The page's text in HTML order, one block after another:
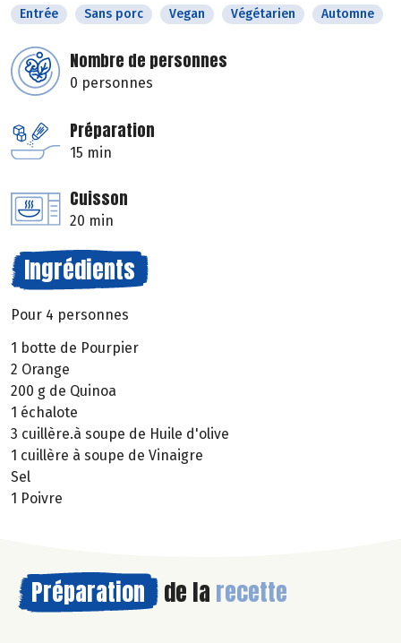
Entrée Sans porc Vegan Végétarien Automne
Nombre de personnes
0 personnes
Préparation
15 min
Cuisson
20 min
Ingrédients
Pour 4 personnes
1 botte de Pourpier
2 Orange
200 g de Quinoa
1 échalote
3 cuillère.à soupe de Huile d'olive
1 cuillère à soupe de Vinaigre
Sel
1 Poivre
Préparation de la recette